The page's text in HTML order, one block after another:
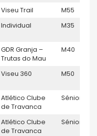
Viseu Trail M55
Individual M35
GDR Granja –
Trutas do Mau
M40
Viseu 360 M50
Atlético Clube
de Travanca
Sénior M
Atlético Clube
de Travanca
Sénior M